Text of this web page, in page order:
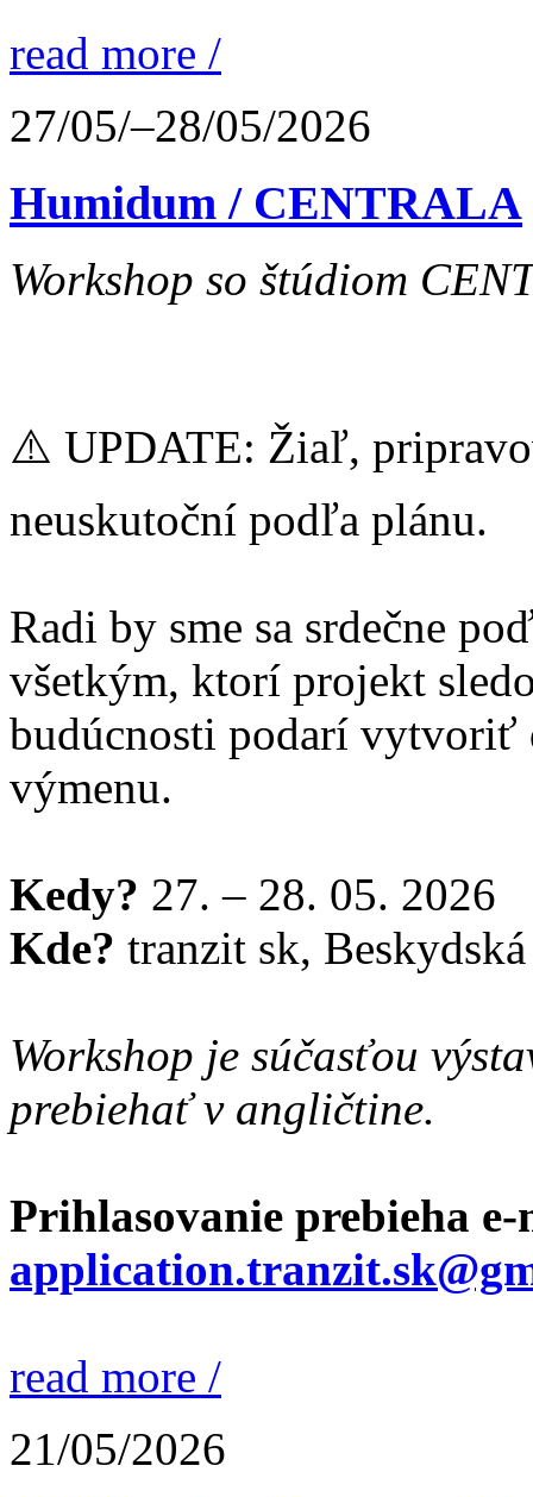
read more /
27/05/–28/05/2026
Humidum / CENTRALA
Workshop so štúdiom
⚠️ UPDATE: Žiaľ,
neuskutoční podľa plánu.
Radi by sme sa srdečne
všetkým, ktorí projekt
budúcnosti podarí
výmenu.
Kedy? 27. – 28. 05. 2026
Kde? tranzit sk,
Workshop je súčasťou
prebiehať v angličtine.
Prihlasovanie prebieha e-
read more /
21/05/2026